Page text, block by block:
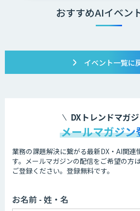
おすすめAIイベン
イベント一覧に
DXトレンドマガ
メールマガジン
業務の課題解決に繋がる最新DX・AI関連
す。 メールマガジンの配信をご希望の方
ご登録ください。登録無料です。
お名前 - 姓・名